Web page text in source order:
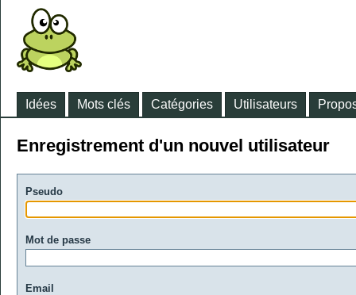
Idées Mots clés Catégories Utilisateurs
Enregistrement d'un nouvel utilisateur
Pseudo
Mot de passe
Email